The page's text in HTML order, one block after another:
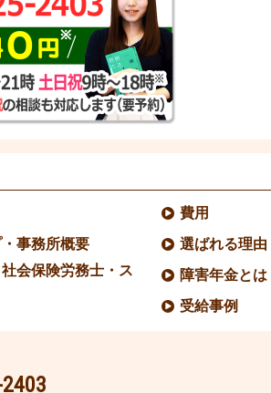
事務所概要
会保険労務士・ス
費用
選ばれる理由
障害年金とは
受給事例